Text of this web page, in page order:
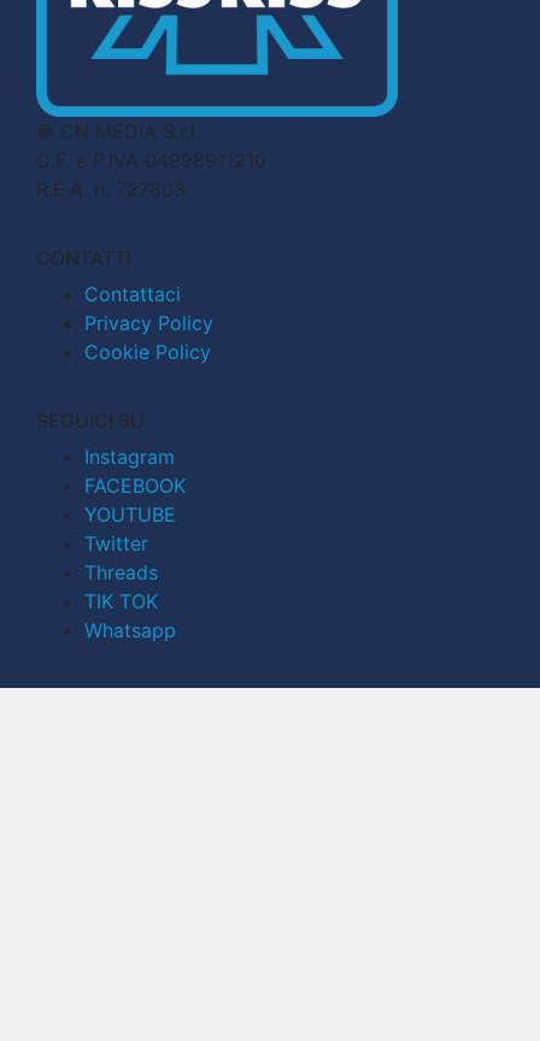
© CN MEDIA S.r.l.
C.F. e P.IVA 04998911210
R.E.A. n. 727803
CONTATTI
Contattaci
Privacy Policy
Cookie Policy
SEGUICI SU
Instagram
FACEBOOK
YOUTUBE
Twitter
Threads
TIK TOK
Whatsapp